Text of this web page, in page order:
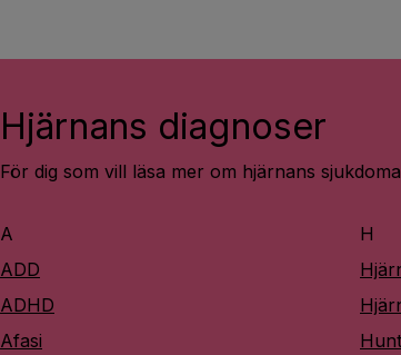
Hjärnans diagnoser
För dig som vill läsa mer om hjärnans
A
ADD
ADHD
Afasi
H